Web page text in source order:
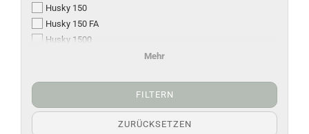
Husky 150
Husky 150 FA
Husky 1500
FILTERN
ZURÜCKSETZEN